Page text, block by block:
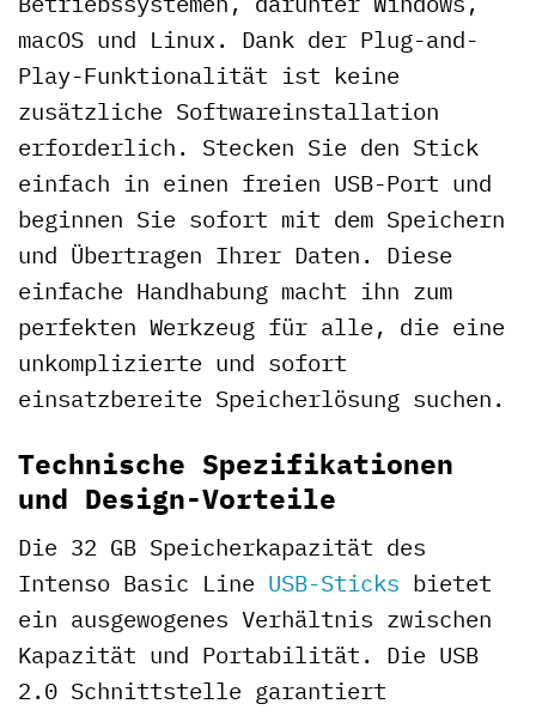
macOS und Linux. Dank der Plug-and-
Play-Funktionalität ist keine
zusätzliche Softwareinstallation
erforderlich. Stecken Sie den Stick
einfach in einen freien USB-Port und
beginnen Sie sofort mit dem Speichern
und Übertragen Ihrer Daten. Diese
einfache Handhabung macht ihn zum
perfekten Werkzeug für alle, die eine
unkomplizierte und sofort
einsatzbereite Speicherlösung suchen.
Technische Spezifikationen
und Design-Vorteile
Die 32 GB Speicherkapazität des
Intenso Basic Line USB-Sticks bietet
ein ausgewogenes Verhältnis zwischen
Kapazität und Portabilität. Die USB
2.0 Schnittstelle garantiert